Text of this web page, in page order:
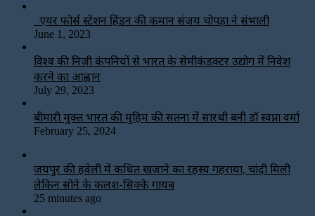
एयर फोर्स स्टेशन हिंडन की कमान संजय चोपड़ा ने संभाली
June 1, 2023
विश्‍व की निजी कंपनियों से भारत के सेमीकंडक्टर उद्योग में निवेश
करने का आह्वान
July 29, 2023
बीमारी मुक्त भारत की मुहिम की सतना में सारथी बनी डाॅ स्वप्ना वर्मा
February 25, 2024
जयपुर की हवेली में कथित खजाने का रहस्य गहराया, चांदी मिली
लेकिन सोने के कलश-सिक्के गायब
25 minutes ago